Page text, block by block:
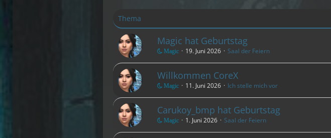
Thema
Magic hat Geburtstag
Magic 19. Juni 2026 Saal der Feiern
Willkommen CoreX
Magic 11. Juni 2026 Ich stelle mich vor
Carukoy_bmp hat Geburtstag
Magic 1. Juni 2026 Saal der Feiern